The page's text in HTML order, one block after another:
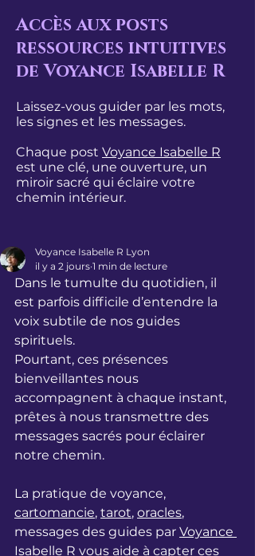
Accès aux posts
ressources intuitives
de Voyance Isabelle R
Laissez-vous guider par les mots,
les signes et les messages.
Chaque post Voyance Isabelle R
est une clé, une ouverture, un
miroir sacré qui éclaire votre
chemin intérieur.
Voyance Isabelle R Lyon
il y a 2 jours 1 min de lecture
Dans le tumulte du quotidien, il
est parfois difficile d’entendre la
voix subtile de nos guides
spirituels.
Pourtant, ces présences
bienveillantes nous
accompagnent à chaque instant,
prêtes à nous transmettre des
messages sacrés pour éclairer
notre chemin.
La pratique de voyance,
cartomancie, tarot, oracles,
messages des guides par Voyance
Isabelle R vous aide à capter ces